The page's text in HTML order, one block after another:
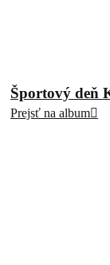
Športový deň
Prejsť na album